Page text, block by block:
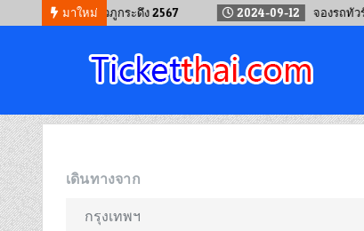
มาใหม่
วร์ไปเที่ยวภูกระดึง 2567 2024-09-12 จองรถทัวร์ กรุงเทพ
จองตั๋วออนไลน์